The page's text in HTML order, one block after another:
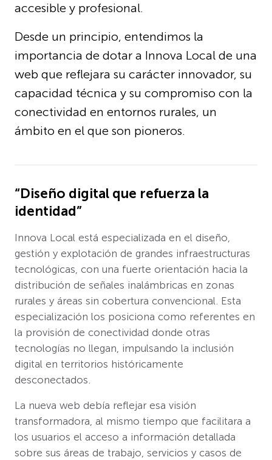
accesible y profesional.
Desde un principio, entendimos la
importancia de dotar a Innova Local de una
web que reflejara su carácter innovador, su
capacidad técnica y su compromiso con la
conectividad en entornos rurales, un
ámbito en el que son pioneros.
“Diseño digital que refuerza la
identidad”
Innova Local está especializada en el diseño,
gestión y explotación de grandes infraestructuras
tecnológicas, con una fuerte orientación hacia la
distribución de señales inalámbricas en zonas
rurales y áreas sin cobertura convencional. Esta
especialización los posiciona como referentes en
la provisión de conectividad donde otras
tecnologías no llegan, impulsando la inclusión
digital en territorios históricamente
desconectados.
La nueva web debía reflejar esa visión
transformadora, al mismo tiempo que facilitara a
los usuarios el acceso a información detallada
sobre sus áreas de trabajo, servicios y casos de